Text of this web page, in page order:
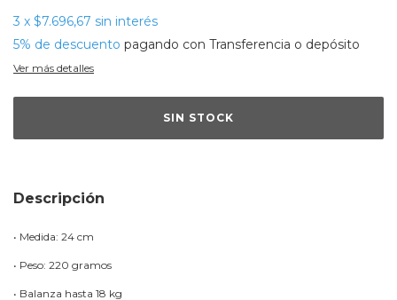
3 x $7.696,67 sin interés
5% de descuento pagando con Transferencia o depósito
Ver más detalles
Descripción
• Medida: 24 cm
• Peso: 220 gramos
• Balanza hasta 18 kg